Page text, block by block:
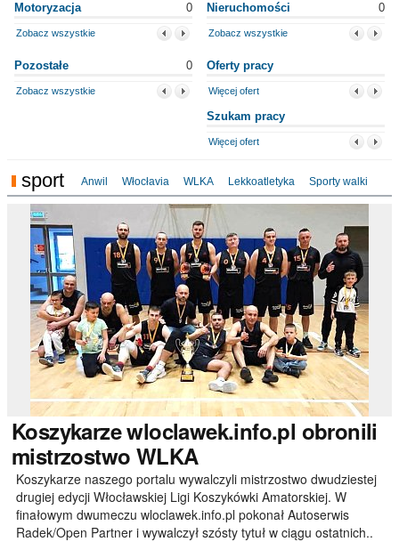
Motoryzacja 0
Zobacz wszystkie
Nieruchomości 0
Zobacz wszystkie
Pozostałe 0
Zobacz wszystkie
Oferty pracy
Więcej ofert
Szukam pracy
Więcej ofert
sport Anwil Włocłavia WLKA Lekkoatletyka Sporty walki
Koszykarzewloclawek.info.pl obronili
mistrzostwo WLKA
Koszykarze naszego portalu wywalczyli mistrzostwo dwudziestej
drugiej edycji Włocławskiej Ligi Koszykówki Amatorskiej. W
finałowym dwumeczu wloclawek.info.pl pokonał Autoserwis
Radek/Open Partner i wywalczył szósty tytuł w ciągu ostatnich..